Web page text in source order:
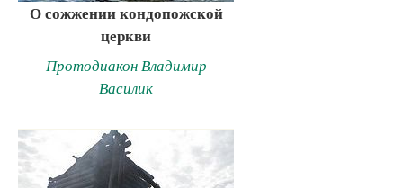
О сожжении кондопожской
церкви
Протодиакон Владимир
Василик